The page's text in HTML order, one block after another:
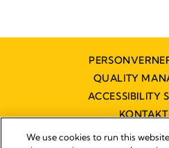
QUALITY
ACCESSIBILITY
We use cookies to run this